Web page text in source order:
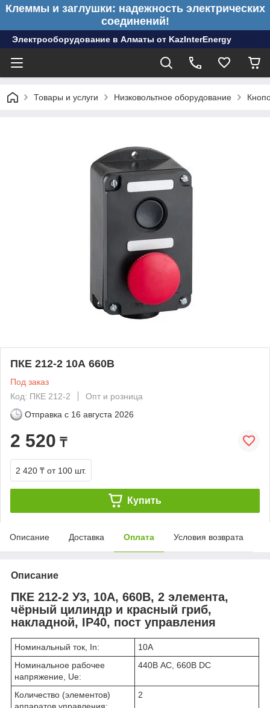
Клеммы и заглушки: надежность электрических
соединений!
Электрооборудование в Алматы от KazInterEnergy
Товары и услуги Низковольтное оборудование
ПКЕ 212-2 10А 660В
Под заказ
Код: ПКЕ 212-2
Опт и розница
Отправка с 16 августа 2026
2 520 ₸
2 420 ₸ от 100 шт.
Купить
Описание Доставка Оплата Условия возврата
Описание
ПКЕ 212-2 У3, 10А, 660В, 2 элемента,
чёрный цилиндр и красный гриб,
накладной, IP40, пост управления
Номинальный ток, In:
10А
Номинальное рабочее
напряжение, Ue:
440В AC, 660В DC
Количество (элементов)
2